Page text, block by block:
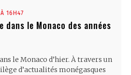
16H47
dans le Monaco des années
le Monaco d’hier. À travers un
d’actualités monégasques